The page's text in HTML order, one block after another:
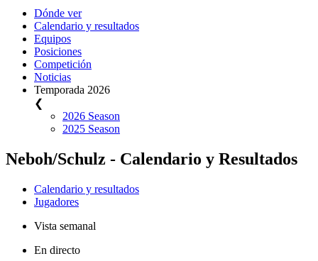
Dónde ver
Calendario y resultados
Equipos
Posiciones
Competición
Noticias
Temporada 2026
❮
2026 Season
2025 Season
Neboh/Schulz - Calendario y Resultados
Calendario y resultados
Jugadores
Vista semanal
En directo